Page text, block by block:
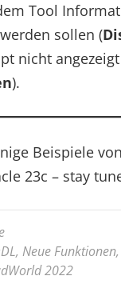
Tool
sollen (
nicht
).
Beispiele
23c – stay
, Neue Funktionen,
2022